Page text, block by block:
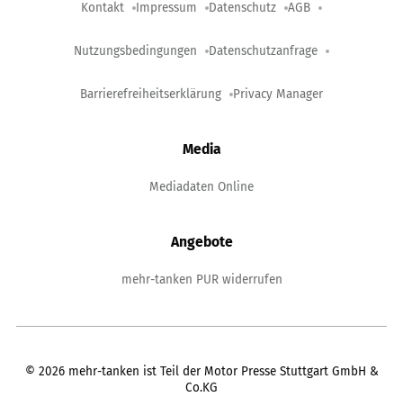
Kontakt Impressum Datenschutz AGB
Nutzungsbedingungen Datenschutzanfrage
Barrierefreiheitserklärung Privacy Manager
Media
Mediadaten Online
Angebote
mehr-tanken PUR widerrufen
© 2026 mehr-tanken ist Teil der Motor Presse Stuttgart GmbH &
Co.KG